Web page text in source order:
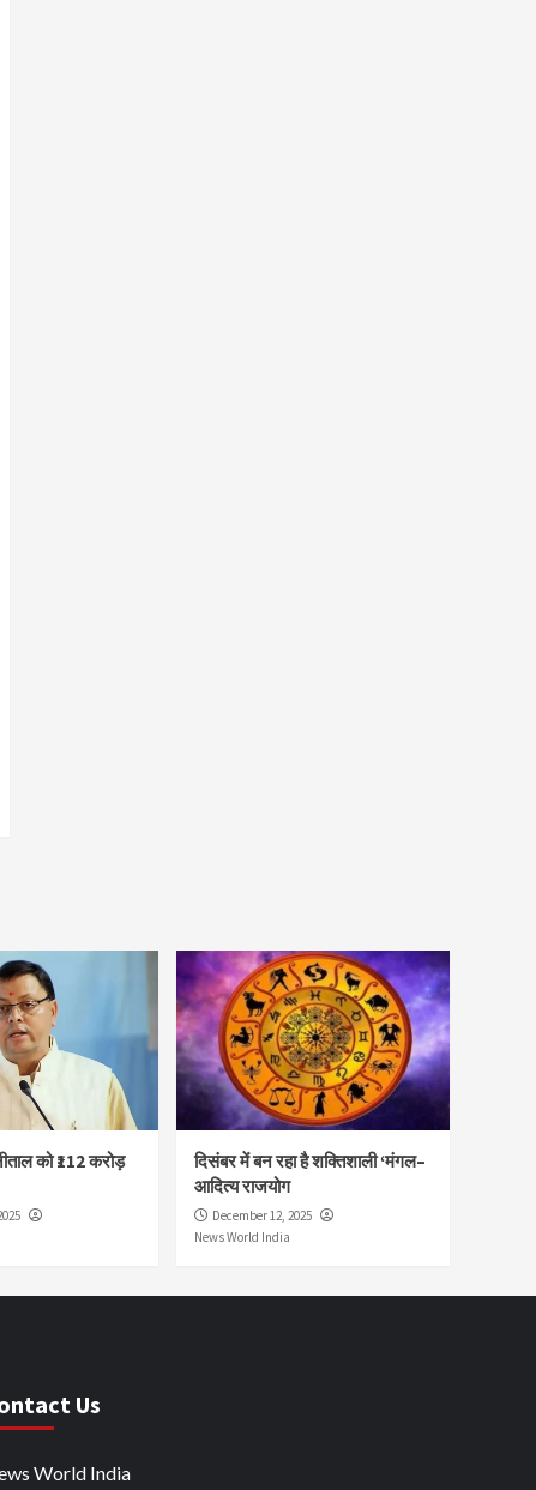
को ₹112 करोड़
दिसंबर में बन रहा है शक्तिशाली ‘मंगल–
आदित्य राजयोग
December 12, 2025
News World India
Us
World India